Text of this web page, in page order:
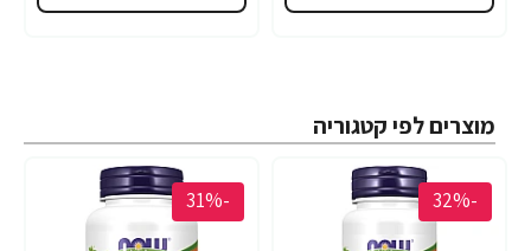
מוצרים לפי קטגוריה
-32%
-31%